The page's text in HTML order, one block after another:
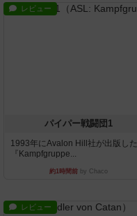
レビュー
パイパー戦闘団1
1993年にAvalon Hill社が出版した
『Kampfgruppe...
約1時間前 by Chaco
レビュー